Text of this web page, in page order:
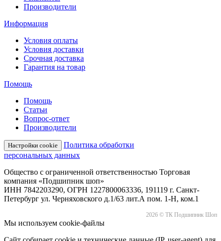
Производители
Информация
Условия оплаты
Условия доставки
Срочная доставка
Гарантия на товар
Помощь
Помощь
Статьи
Вопрос-ответ
Производители
Настройки cookie
Политика обработки
персональных данных
Общество с ограниченной ответственностью Торговая
компания «Подшипник шоп»
ИНН 7842203290, ОГРН 1227800063336, 191119 г. Санкт-
Петербург ул. Черняховского д.1/63 лит.А пом. 1-Н, ком.1
2026 © ТК Подшипник Шоп
Мы используем cookie-файлы